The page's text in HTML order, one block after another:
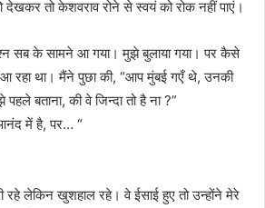
तो केशवराव रोने से स्वयं को रोक नहीं पाएं।
सब के सामने आ गया। मुझे बुलाया गया। पर कैसे
रहा था। मैंने पुछा की, “आप मुंबई गएँ थे, उनकी
बताना, की वे जिन्दा तो है ना ?”
में है, पर… “
रहे लेकिन खुशहाल रहे। वे ईसाई हुए तो उन्होंने मेरे